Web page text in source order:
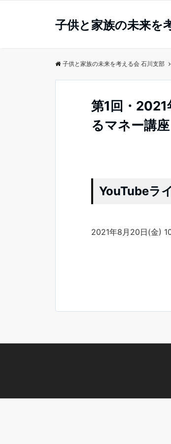
子供と家族の未来を
子供と家族の未来を考える会 石川支部
第1回・2021
るマネー講座
YouTubeラ
2021年8月20日(金)